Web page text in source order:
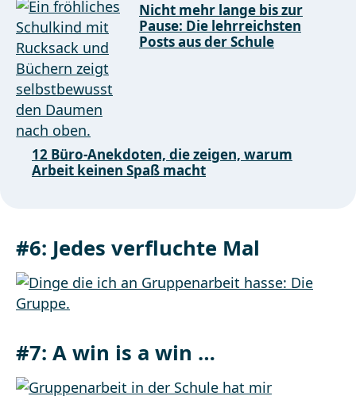
Nicht mehr lange bis zur
Pause: Die lehrreichsten
Posts aus der Schule
12 Büro-Anekdoten, die zeigen, warum
Arbeit keinen Spaß macht
#6: Jedes verfluchte Mal
#7: A win is a win …